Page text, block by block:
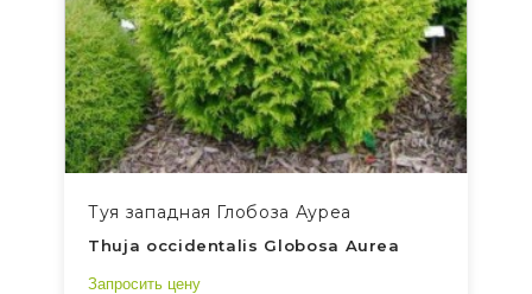
Туя западная Глобоза Ауреа
Thuja occidentalis Globosa Aurea
Запросить цену